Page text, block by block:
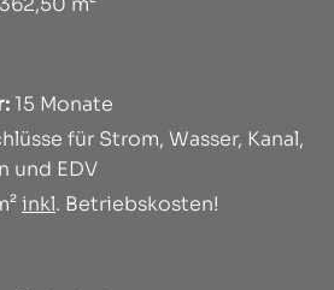
15 Monate
für Strom, Wasser, Kanal,
und EDV
inkl. Betriebskosten!